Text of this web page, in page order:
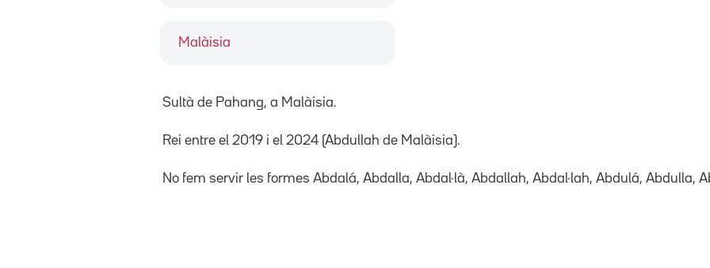
Malàisia
Sultà de Pahang, a Malàisia.
Rei entre el 2019 i el 2024 (Abdullah de Malàisia).
No fem servir les formes Abdalá, Abdalla, Abdal·là, Abdallah, Abdal·lah, Abdulá, Abdulla,